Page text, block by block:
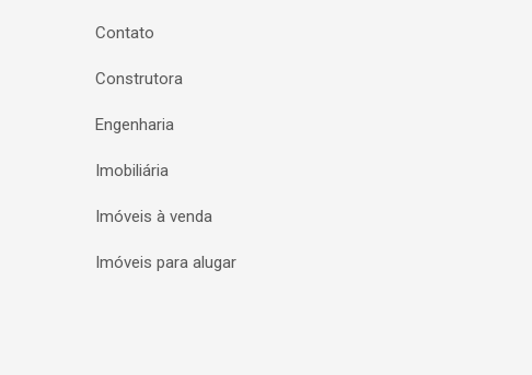
Contato
Construtora
Engenharia
Imobiliária
Imóveis à venda
Imóveis para alugar